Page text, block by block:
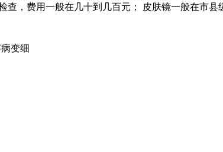
，费用一般在几十到几百元； 皮肤镜一般在市
变细